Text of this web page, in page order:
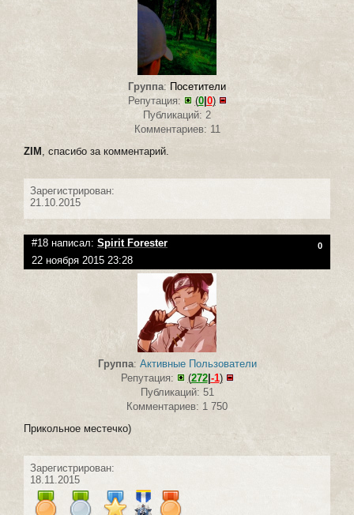
Группа: Посетители
Репутация:
(0| 0)
Публикаций: 2
Комментариев: 11
ZIM , спасибо за комментарий.
Зарегистрирован:
21.10.2015
#18 написал: Spirit Forester 0
22 ноября 2015 23:28
Группа: Активные Пользователи
Репутация:
(272| -1)
Публикаций: 51
Комментариев: 1 750
Прикольное местечко)
Зарегистрирован:
18.11.2015